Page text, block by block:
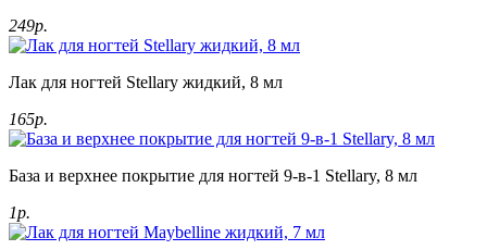
249р.
Лак для ногтей Stellary жидкий, 8 мл
165р.
База и верхнее покрытие для ногтей 9-в-1 Stellary, 8 мл
1р.